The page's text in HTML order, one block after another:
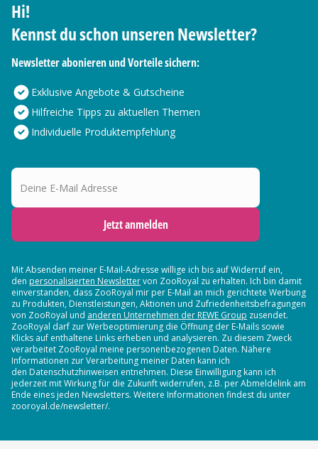
Hi!
Kennst du schon unseren Newsletter?
Newsletter abonieren und Vorteile sichern:
Exklusive Angebote & Gutscheine
Hilfreiche Tipps zu aktuellen Themen
Individuelle Produktempfehlung
Deine E-Mail Adresse
Jetzt anmelden
Mit Absenden meiner E-Mail-Adresse willige ich bis auf Widerruf ein,
den personalisierten Newslettervon ZooRoyal zu erhalten. Ich bin damit
einverstanden, dass ZooRoyal mir per E-Mail an mich gerichtete Werbung
zu Produkten, Dienstleistungen, Aktionen und Zufriedenheitsbefragungen
von ZooRoyal und anderen Unternehmen der REWE Group zusendet.
ZooRoyal darf zur Werbeoptimierung die Öffnung der E-Mails sowie
Klicks auf enthaltene Links erheben und analysieren. Zu diesem Zweck
verarbeitet ZooRoyal meine personenbezogenen Daten. Nähere
Informationen zur Verarbeitung meiner Daten kann ich
den Datenschutzhinweisen entnehmen. Diese Einwilligung kann ich
jederzeit mit Wirkung für die Zukunft widerrufen, z.B. per Abmeldelink am
Ende eines jeden Newsletters. Weitere Informationen findest du unter
zooroyal.de/newsletter/.